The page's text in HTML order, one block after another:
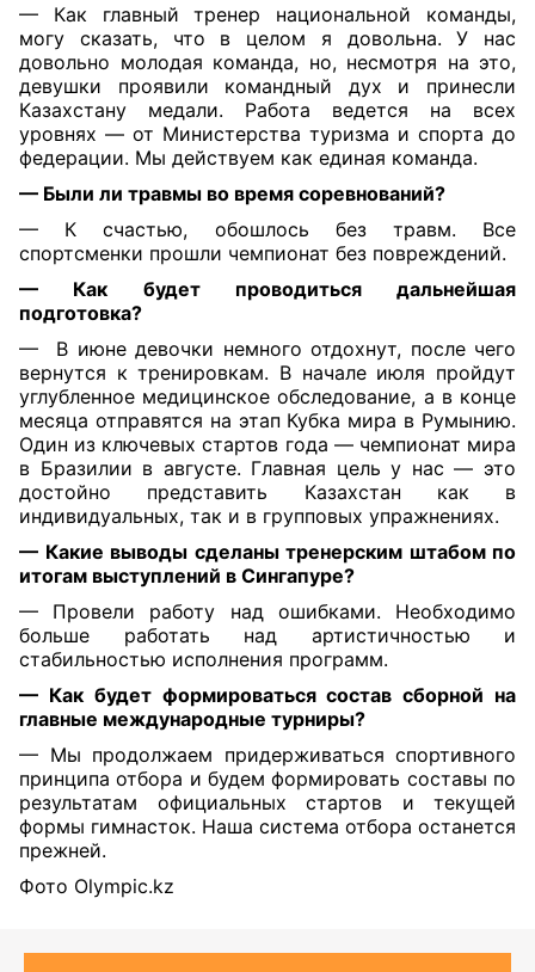
— Как главный тренер национальной команды,
могу сказать, что в целом я довольна. У нас
довольно молодая команда, но, несмотря на это,
девушки проявили командный дух и принесли
Казахстану медали. Работа ведется на всех
уровнях — от Министерства туризма и спорта до
федерации. Мы действуем как единая команда.
— Были ли травмы во время соревнований?
— К счастью, обошлось без травм. Все
спортсменки прошли чемпионат без повреждений.
— Как будет проводиться дальнейшая
подготовка?
—
В июне девочки немного отдохнут, после чего
вернутся к тренировкам. В начале июля пройдут
углубленное медицинское обследование, а в конце
месяца отправятся на этап Кубка мира в Румынию.
Один из ключевых стартов года — чемпионат мира
в Бразилии в августе. Главная цель у нас — это
достойно представить Казахстан как в
индивидуальных, так и в групповых упражнениях.
— Какие выводы сделаны тренерским штабом по
итогам выступлений в Сингапуре?
— Провели работу над ошибками. Необходимо
больше работать над артистичностью и
стабильностью исполнения программ.
— Как будет формироваться состав сборной на
главные международные турниры?
— Мы продолжаем придерживаться спортивного
принципа отбора и будем формировать составы по
результатам официальных стартов и текущей
формы гимнасток. Наша система отбора останется
прежней.
Фото Olympic.kz